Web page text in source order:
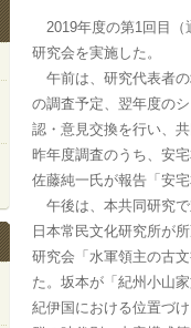
2019年度の第1回目（
研究会を実施した。
午前は、研究代表者
の調査予定、翌年度の
認・意見交換を行い、
昨年度調査のうち、安
佐藤純一氏が報告「安
午後は、本共同研究
日本常民文化研究所が
研究会「水軍領主の古
た。坂本が「紀州小山
紀伊国における位置づ